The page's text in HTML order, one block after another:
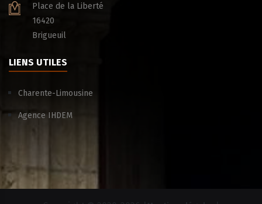
Place de la Liberté
16420
Brigueuil
LIENS UTILES
Charente-Limousine
Agence IHDEM